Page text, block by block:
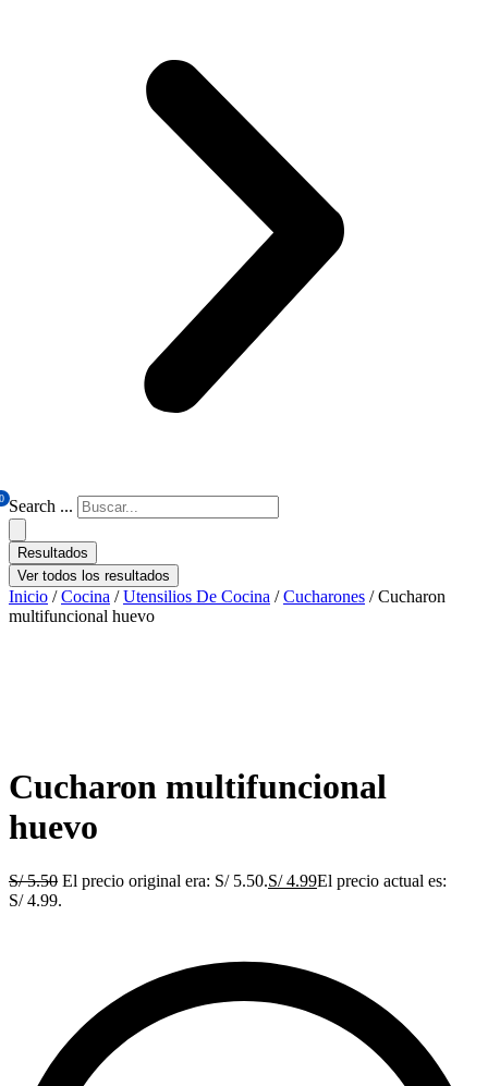
0 Search ...
Resultados
Ver todos los resultados
Inicio /Cocina /Utensilios De Cocina /Cucharones / Cucharon
multifuncional huevo
Cucharon multifuncional
huevo
S/5.50 El precio original era: S/ 5.50.S/4.99El precio actual es:
S/ 4.99.